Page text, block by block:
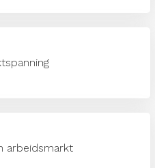
arbeidsmarkt